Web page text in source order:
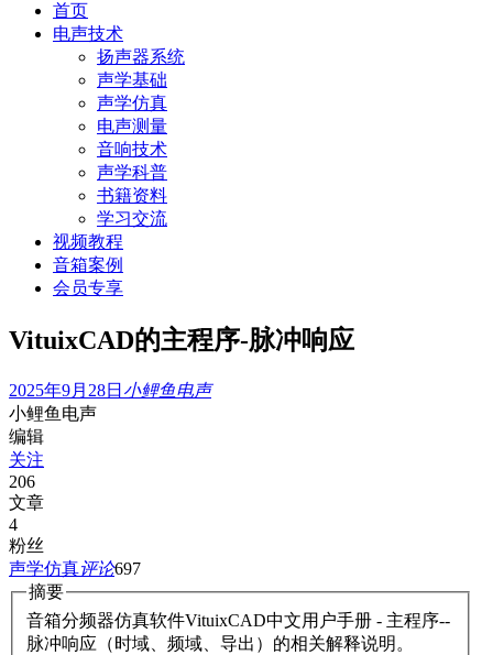
首页
电声技术
扬声器系统
声学基础
声学仿真
电声测量
音响技术
声学科普
书籍资料
学习交流
视频教程
音箱案例
会员专享
VituixCAD的主程序-脉冲响应
2025年9月28日 小鲤鱼电声
小鲤鱼电声
编辑
关注
206
文章
4
粉丝
声学仿真评论697
摘要
音箱分频器仿真软件VituixCAD中文用户手册 - 主程序--
脉冲响应（时域、频域、导出）的相关解释说明。